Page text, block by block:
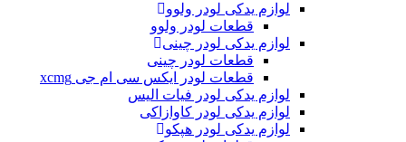
لوازم یدکی لودر ولوو
قطعات لودر ولوو
لوازم یدکی لودر چینی
قطعات لودر چینی
قطعات لودر ایکس سی ام جی xcmg
لوازم یدکی لودر فیات الیس
لوازم یدکی لودر کاوازاکی
لوازم یدکی لودر هپکو